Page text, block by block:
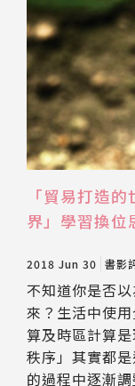
「貿易打造
界」學習換位
2018 Jun 30 書影
不知道你是否
來？生活中使
算及時區計算
秩序」其實都
的過程中逐漸